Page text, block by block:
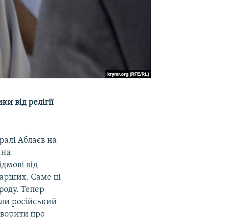
від релігії
Аблаєв на
від
Саме ці
Тепер
російський
про